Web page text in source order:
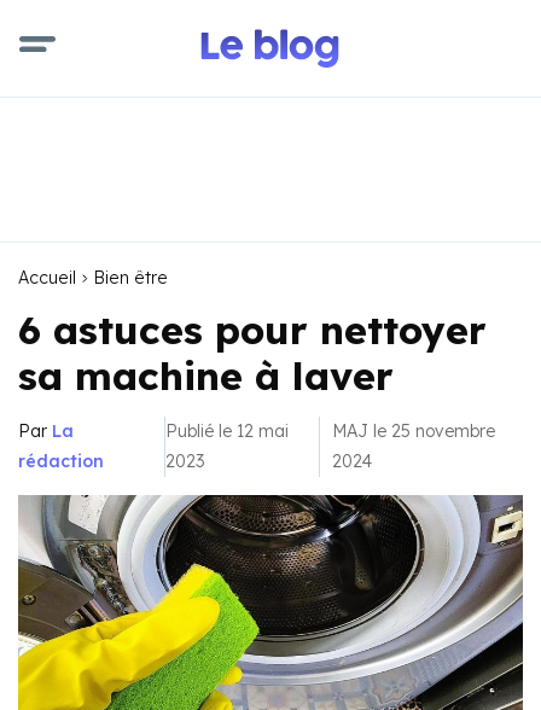
Accueil Bien être
6 astuces pour nettoyer
sa machine à laver
Par La
rédaction
Publié le 12 mai
2023
MAJ le 25 novembre
2024